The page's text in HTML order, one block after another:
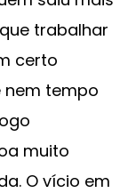
trabalhar
certo
nem tempo
muito
O vício em